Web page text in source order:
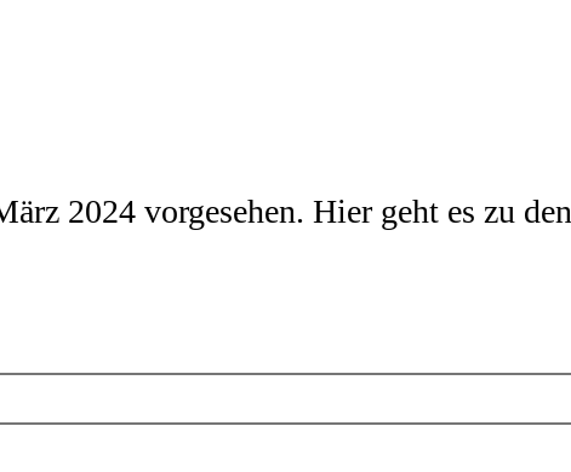
2024 vorgesehen. Hier geht es zu den